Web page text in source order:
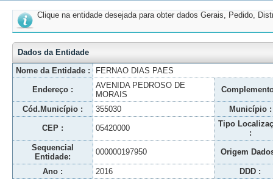
Clique na entidade desejada para obter dados Gerais, Pedido,
Dados da Entidade
Nome da Entidade :
FERNAO DIAS PAES
Endereço :
AVENIDA PEDROSO DE
MORAIS
Cód.Município : 355030 Município :
CEP : 05420000
Tipo
:
Sequencial
Entidade:
000000197950 Origem
Ano : 2016 DDD :